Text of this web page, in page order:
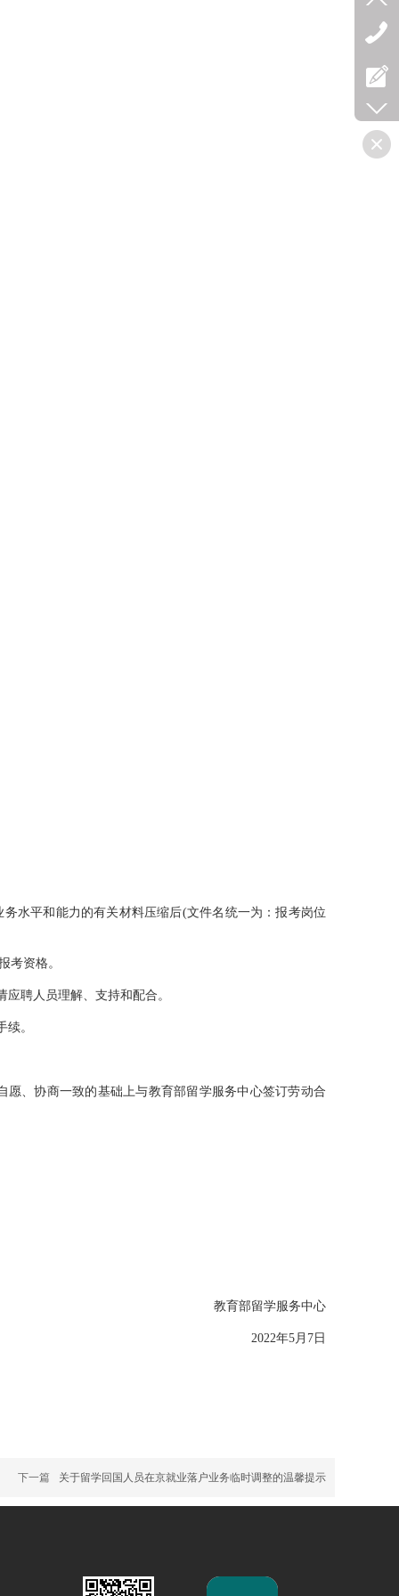
水平和能力的有关材料压缩后(文件名统一为：报考岗位
资格。
聘人员理解、支持和配合。
。
、协商一致的基础上与教育部留学服务中心签订劳动合
教育部留学服务中心
2022年5月7日
下一篇 关于留学回国人员在京就业落户业务临时调整的温馨提示